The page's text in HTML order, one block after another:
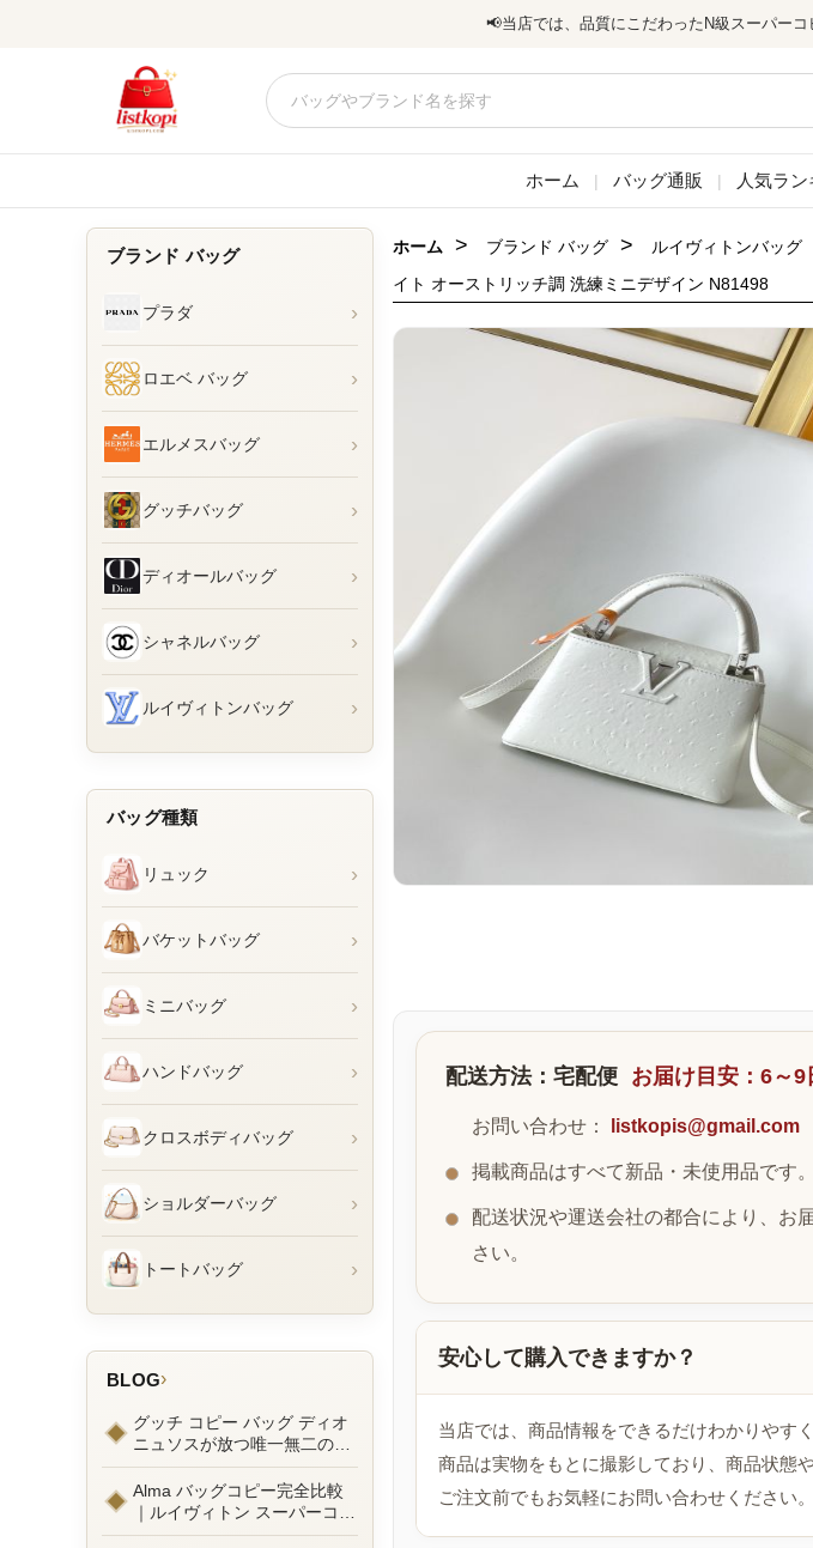
📢当店では、品質にこだわったN級スーパー
ホーム | バッグ通販 | 人気ラ
ブランド バッグ
プラダ ›
ロエベ バッグ ›
エルメスバッグ ›
グッチバッグ ›
ディオールバッグ ›
シャネルバッグ ›
ルイヴィトンバッグ ›
バッグ種類
リュック ›
バケットバッグ ›
ミニバッグ ›
ハンドバッグ ›
クロスボディバッグ ›
ショルダーバッグ ›
トートバッグ ›
BLOG›
グッチ コピー バッグ ディオ
ニュソスが放つ唯一無二の魅
力とは？新作ラインナップ徹
底ガイドとリアルコーデ例
Alma バッグコピー完全比較
｜ルイヴィトン スーパーコピ
ーで叶えるエレガントな日常
ホーム > ブランド バッグ > ルイヴィトンバッグ
イト オーストリッチ調 洗練ミニデザイン N81498
配送方法：宅配便 お届け目安：6～9
お問い合わせ： listkopis@gmail.com
掲載商品はすべて新品・未使用品です
配送状況や運送会社の都合により、お
さい。
安心して購入できますか？
当店では、商品情報をできるだけわかりやす
商品は実物をもとに撮影しており、商品状態
ご注文前でもお気軽にお問い合わせください。